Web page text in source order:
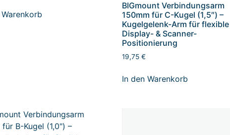
BIGmount Verbindungsarm
150mm für C-Kugel (1,5″) –
Kugelgelenk-Arm für flexible
Display- & Scanner-
Positionierung
19,75€
In den Warenkorb